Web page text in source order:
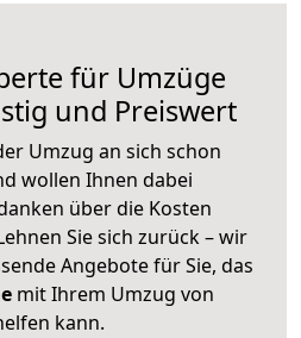
für Umzüge
und Preiswert
Umzug an sich schon
wollen Ihnen dabei
über die Kosten
Sie sich zurück – wir
Angebote für Sie, das
mit Ihrem Umzug von
kann.